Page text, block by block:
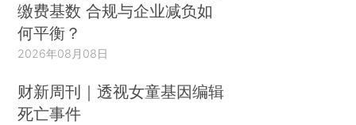
缴费基数 合规与企业减负如
何平衡？
2026年08月08日
财新周刊｜透视女童基因编辑
死亡事件